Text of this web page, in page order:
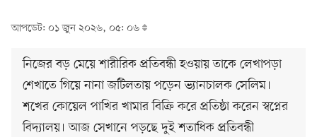
আপডেট: ০১ জুন ২০২৬, ০৫: ০৬
নিজের বড় মেয়ে শারীরিক প্রতিবন্ধী হওয়ায় তাকে লেখাপড়া
শেখাতে গিয়ে নানা জটিলতায় পড়েন ভ্যানচালক সেলিম।
শখের কোয়েল পাখির খামার বিক্রি করে প্রতিষ্ঠা করেন স্বপ্নের
বিদ্যালয়। আজ সেখানে পড়ছে দুই শতাধিক প্রতিবন্ধী